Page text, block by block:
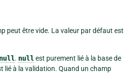
peut être vide. La valeur par défaut est
null. nullest purement lié à la base de
lié à la validation. Quand un champ